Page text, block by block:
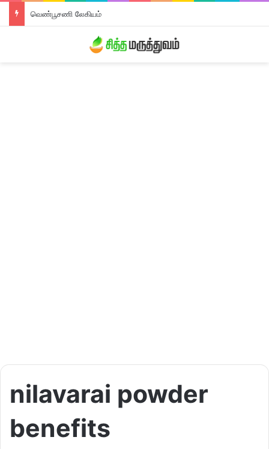
வெண்பூசணி லேகியம்
nilavarai powder
benefits